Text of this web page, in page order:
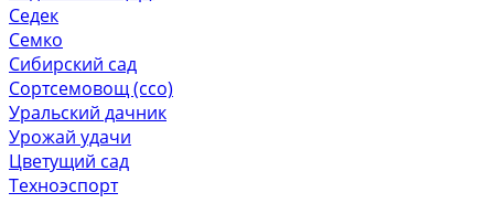
Седек
Семко
Сибирский сад
Сортсемовощ (ссо)
Уральский дачник
Урожай удачи
Цветущий сад
Техноэспорт